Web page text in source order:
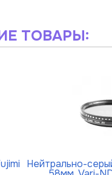
ТОВАРЫ:
Нейтрально-